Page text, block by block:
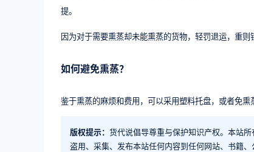
提。
因为对于需要熏蒸却未能熏蒸的货物，轻罚退运，重
如何避免熏蒸？
鉴于熏蒸的麻烦和费用，可以采用塑料托盘，或者免
版权提示： 货代说倡导尊重与保护知识产权。本站
盗用、采集、发布本站任何内容到任何网站、书籍、